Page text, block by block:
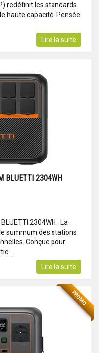
redéfinit les standards
haute capacité. Pensée
Lire la suite
BLUETTI 2304WH
BLUETTI 2304WH La
summum des stations
Conçue pour
Lire la suite
PROMO